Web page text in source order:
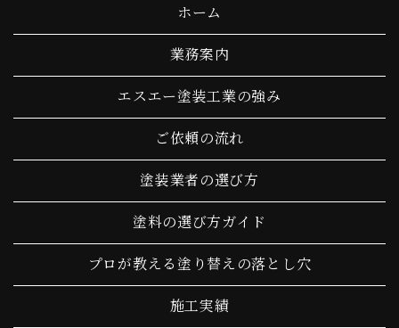
ホーム
業務案内
エスエー塗装工業の強み
ご依頼の流れ
塗装業者の選び方
塗料の選び方ガイド
プロが教える塗り替えの落とし穴
施工実績